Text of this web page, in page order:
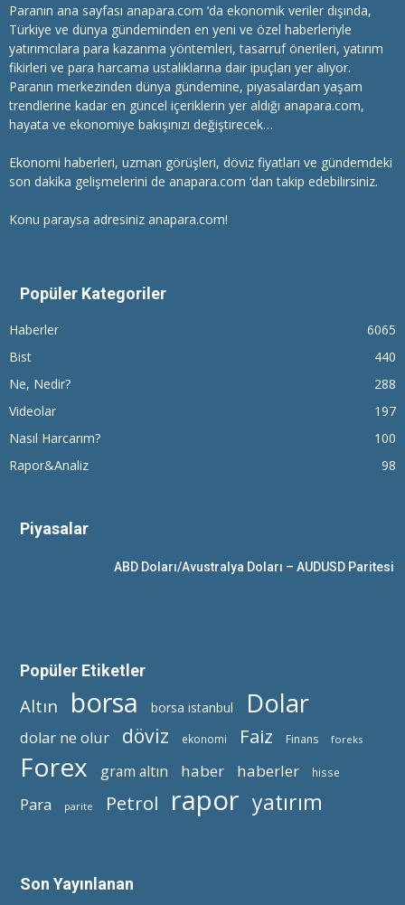
Paranın ana sayfası anapara.com ’da ekonomik veriler dışında,
Türkiye ve dünya gündeminden en yeni ve özel haberleriyle
yatırımcılara para kazanma yöntemleri, tasarruf önerileri, yatırım
fikirleri ve para harcama ustalıklarına dair ipuçları yer alıyor.
Paranın merkezinden dünya gündemine, piyasalardan yaşam
trendlerine kadar en güncel içeriklerin yer aldığı anapara.com,
hayata ve ekonomiye bakışınızı değiştirecek…
Ekonomi haberleri, uzman görüşleri, döviz fiyatları ve gündemdeki
son dakika gelişmelerini de anapara.com ‘dan takip edebilirsiniz.
Konu paraysa adresiniz anapara.com!
Popüler Kategoriler
Haberler
6065
Bist
440
Ne, Nedir?
288
Videolar
197
Nasıl Harcarım?
100
Rapor&Analiz
98
Piyasalar
ABD Doları/Avustralya Doları – AUDUSD Paritesi
Popüler Etiketler
Altın borsa borsa istanbul Dolar
dolar ne olur döviz ekonomi Faiz Finans foreks
Forex gram altın haber haberler hisse
Para parite Petrol rapor yatırım
Son Yayınlanan